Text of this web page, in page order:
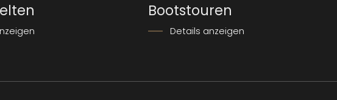
Bootstouren
Details anzeigen